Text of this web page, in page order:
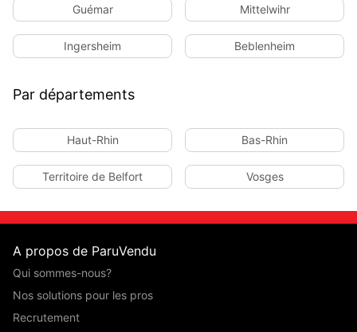
Guémar Mittelwihr
Ingersheim Beblenheim
Par départements
Haut-Rhin Bas-Rhin
Territoire de Belfort Vosges
A propos de ParuVendu
Qui sommes-nous?
Nos solutions pour les pros
Recrutement